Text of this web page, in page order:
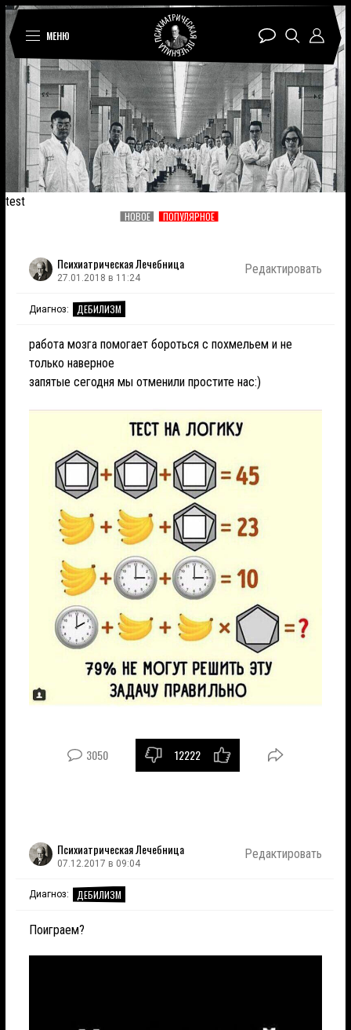
МЕНЮ
test
НОВОЕ ПОПУЛЯРНОЕ
Психиатрическая Лечебница
27.01.2018 в 11:24
Редактировать
Диагноз: ДЕБИЛИЗМ
работа мозга помогает бороться с похмельем и не
только наверное
запятые сегодня мы отменили простите нас:)
3050 12222
Психиатрическая Лечебница
07.12.2017 в 09:04
Редактировать
Диагноз: ДЕБИЛИЗМ
Поиграем?